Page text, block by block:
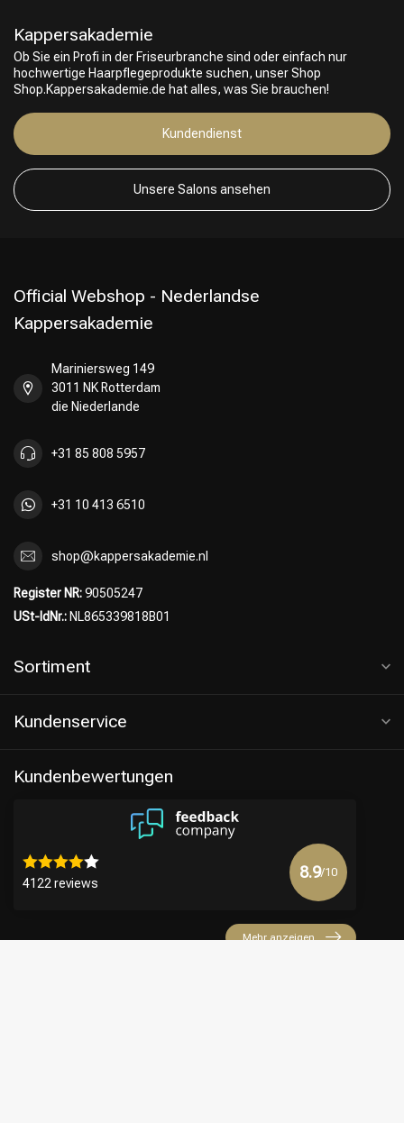
Kappersakademie
Ob Sie ein Profi in der Friseurbranche sind oder einfach nur
hochwertige Haarpflegeprodukte suchen, unser Shop
Shop.Kappersakademie.de hat alles, was Sie brauchen!
Kundendienst
Unsere Salons ansehen
Official Webshop - Nederlandse
Kappersakademie
Mariniersweg 149
3011 NK Rotterdam
die Niederlande
+31 85 808 5957
+31 10 413 6510
shop@kappersakademie.nl
Register NR:90505247
USt-IdNr.: NL865339818B01
Sortiment
Kundenservice
Kundenbewertungen
4122 reviews
8.9/10
Mehr anzeigen